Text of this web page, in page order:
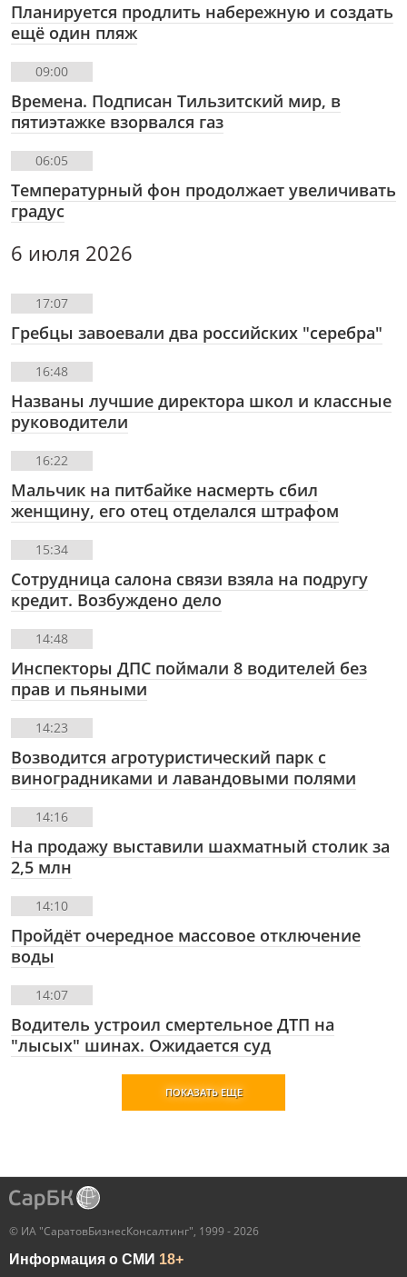
Планируется продлить набережную и создать
ещё один пляж
09:00
Времена. Подписан Тильзитский мир, в
пятиэтажке взорвался газ
06:05
Температурный фон продолжает увеличивать
градус
6 июля 2026
17:07
Гребцы завоевали два российских "серебра"
16:48
Названы лучшие директора школ и классные
руководители
16:22
Мальчик на питбайке насмерть сбил
женщину, его отец отделался штрафом
15:34
Сотрудница салона связи взяла на подругу
кредит. Возбуждено дело
14:48
Инспекторы ДПС поймали 8 водителей без
прав и пьяными
14:23
Возводится агротуристический парк с
виноградниками и лавандовыми полями
14:16
На продажу выставили шахматный столик за
2,5 млн
14:10
Пройдёт очередное массовое отключение
воды
14:07
Водитель устроил смертельное ДТП на
"лысых" шинах. Ожидается суд
ПОКАЗАТЬ ЕЩЕ
© ИА "СаратовБизнесКонсалтинг", 1999 - 2026
Информация о СМИ 18+